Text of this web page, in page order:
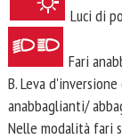
Luci di
Fari
B. Leva
anabbaglianti/
Nelle modalità fari